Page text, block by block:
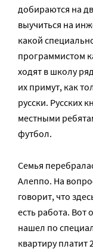
добираются на
выучиться на
какой
программистом
ходят в школу
их примут, как
русски. Русских
местными
футбол.
Семья
Алеппо. На
говорит, что
есть работа. Вот
нашел по
квартиру платит